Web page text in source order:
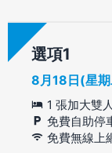
選項
8月18日(星
1 張加大雙
免費自助停
免費無線上